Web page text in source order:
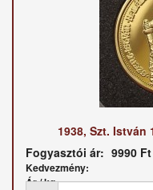
1938, Szt. István
Fogyasztói ár: 9990 Ft
Kedvezmény:
Ár / kg: